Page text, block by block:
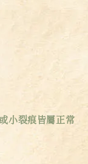
小裂痕皆屬正常